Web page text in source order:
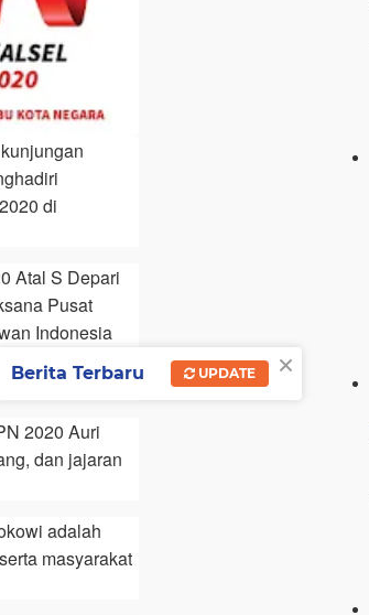
di
Atal S Depari
Pusat
Indonesia
Jumat
2020 Auri
dan jajaran
adalah
masyarakat
×
Berita Terbaru UPDATE